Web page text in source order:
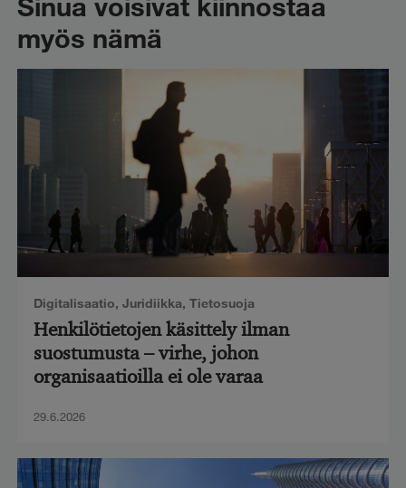
myös nämä
Digitalisaatio, Juridiikka, Tietosuoja
Henkilötietojen käsittely ilman
suostumusta – virhe, johon
organisaatioilla ei ole varaa
29.6.2026